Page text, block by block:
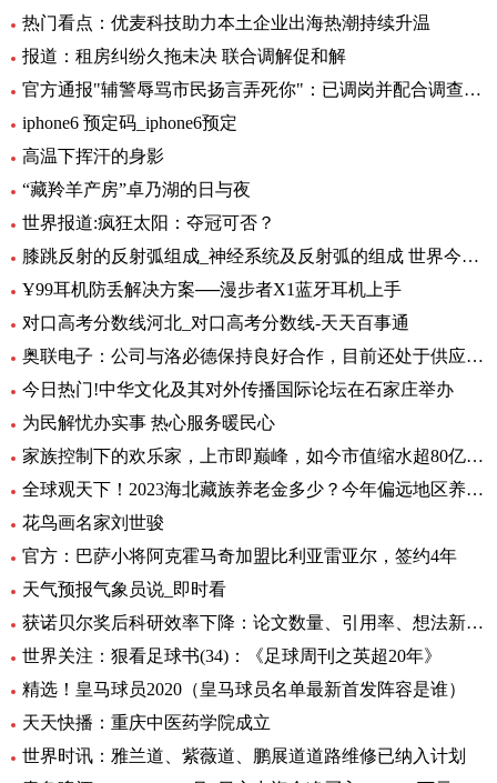
热门看点：优麦科技助力本土企业出海热潮持续升温
报道：租房纠纷久拖未决 联合调解促和解
官方通报"辅警辱骂市民扬言弄死你"：已调岗并配合调查-当前聚焦
iphone6 预定码_iphone6预定
高温下挥汗的身影
“藏羚羊产房”卓乃湖的日与夜
世界报道:疯狂太阳：夺冠可否？
膝跳反射的反射弧组成_神经系统及反射弧的组成 世界今日讯
Ұ99耳机防丢解决方案──漫步者X1蓝牙耳机上手
对口高考分数线河北_对口高考分数线-天天百事通
奥联电子：公司与洛必德保持良好合作，目前还处于供应部分零部件阶段，对公司业绩影响不大_短讯
今日热门!中华文化及其对外传播国际论坛在石家庄举办
为民解忧办实事 热心服务暖民心
家族控制下的欢乐家，上市即巅峰，如今市值缩水超80亿元|世界今头条
全球观天下！2023海北藏族养老金多少？今年偏远地区养老金如何调整？
花鸟画名家刘世骏
官方：巴萨小将阿克霍马奇加盟比利亚雷亚尔，签约4年
天气预报气象员说_即时看
获诺贝尔奖后科研效率下降：论文数量、引用率、想法新颖程度都下降_世界实时
世界关注：狠看足球书(34)：《足球周刊之英超20年》
精选！皇马球员2020（皇马球员名单最新首发阵容是谁）
天天快播：重庆中医药学院成立
世界时讯：雅兰道、紫薇道、鹏展道道路维修已纳入计划